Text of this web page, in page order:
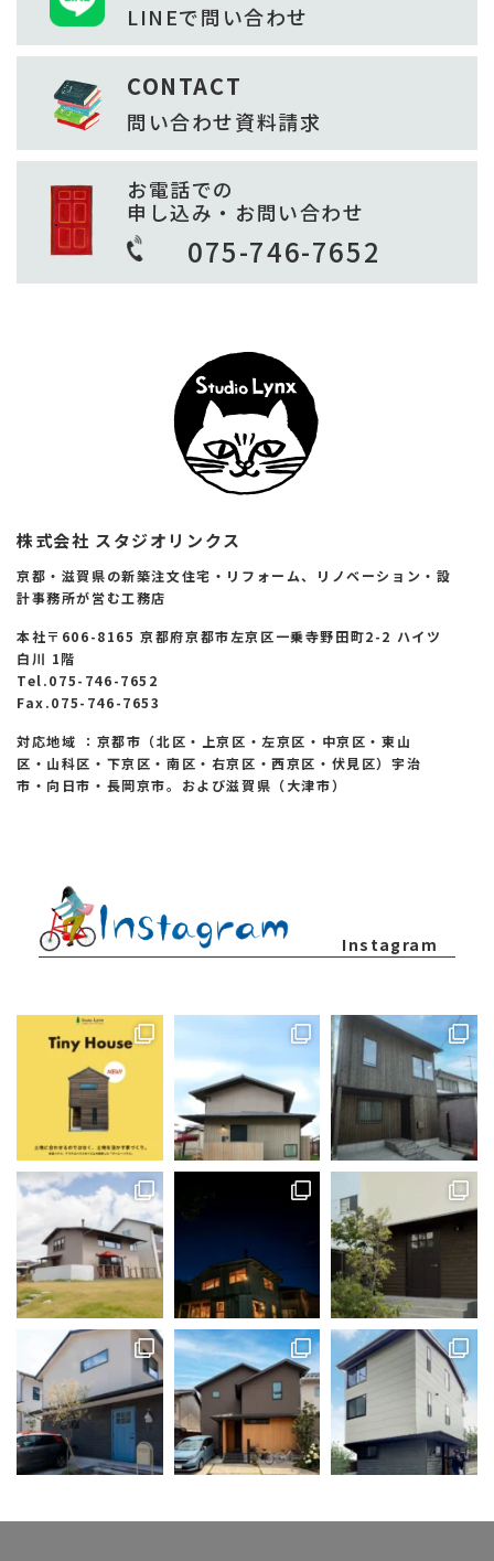
LINEで問い合わせ
CONTACT
問い合わせ資料請求
お電話での
申し込み・お問い合わせ
075-746-7652
株式会社 スタジオリンクス
京都・滋賀県の新築注文住宅・リフォーム、リノベーション・設
計事務所が営む工務店
本社〒606-8165 京都府京都市左京区一乗寺野田町2-2 ハイツ
白川 1階
Tel.075-746-7652
Fax.075-746-7653
対応地域 ：京都市（北区・上京区・左京区・中京区・東山
区・山科区・下京区・南区・右京区・西京区・伏見区）宇治
市・向日市・長岡京市。および滋賀県（大津市）
Instagram